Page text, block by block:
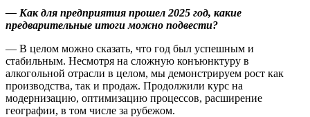
— Как для предприятия прошел 2025 год, какие
предварительные итоги можно подвести?
— В целом можно сказать, что год был успешным и
стабильным. Несмотря на сложную конъюнктуру в
алкогольной отрасли в целом, мы демонстрируем рост как
производства, так и продаж. Продолжили курс на
модернизацию, оптимизацию процессов, расширение
географии, в том числе за рубежом.